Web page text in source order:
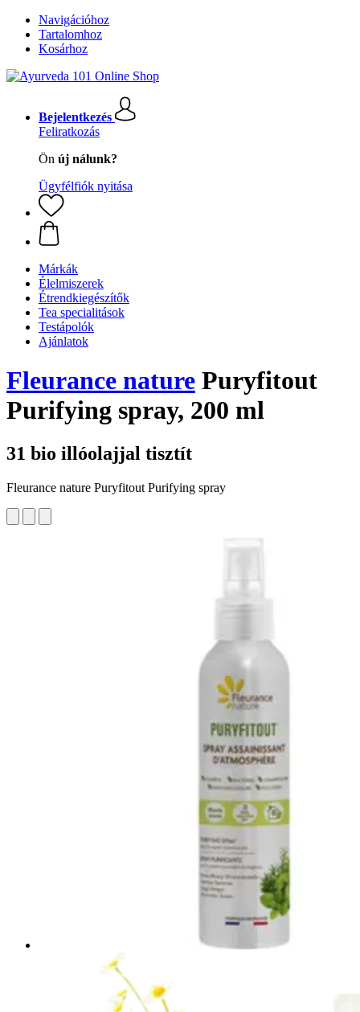
Navigációhoz
Tartalomhoz
Kosárhoz
Bejelentkezés
Feliratkozás
Ön új nálunk?
Ügyfélfiók nyitása
Márkák
Élelmiszerek
Étrendkiegészítők
Tea specialitások
Testápolók
Ajánlatok
Fleurance nature Puryfitout
Purifying spray, 200 ml
31 bio illóolajjal tisztít
Fleurance nature Puryfitout Purifying spray